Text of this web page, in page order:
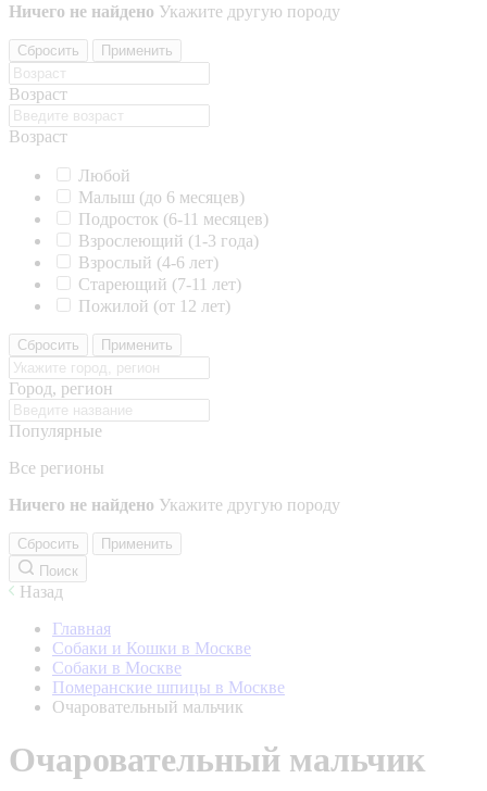
Ничего не найдено Укажите другую породу
Сбросить Применить
Возраст
Возраст
Любой
Малыш (до 6 месяцев)
Подросток (6-11 месяцев)
Взрослеющий (1-3 года)
Взрослый (4-6 лет)
Стареющий (7-11 лет)
Пожилой (от 12 лет)
Сбросить Применить
Город, регион
Популярные
Все регионы
Ничего не найдено Укажите другую породу
Сбросить
Применить
Поиск
Назад
Главная
Собаки и Кошки в Москве
Собаки в Москве
Померанские шпицы в Москве
Очаровательный мальчик
Очаровательный мальчик